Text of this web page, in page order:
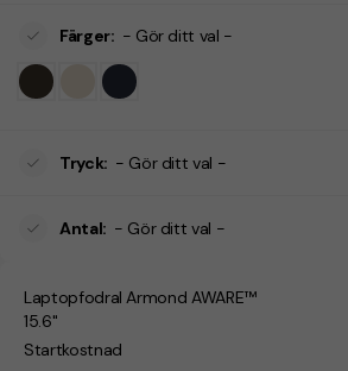
Färger: - Gör ditt val -
Tryck: - Gör ditt val -
Antal: - Gör ditt val -
Laptopfodral Armond AWARE™
15.6"
Startkostnad